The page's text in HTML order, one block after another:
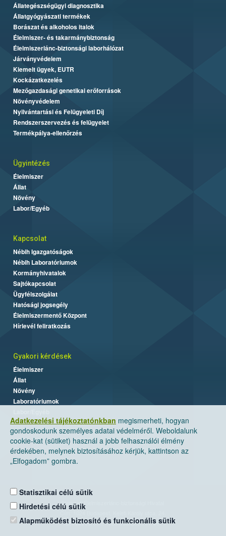
Adatkezelési tájékoztatónkban megismerheti, hogyan
gondoskodunk személyes adatai védelméről. Weboldalunk
cookie-kat (sütiket) használ a jobb felhasználói élmény
érdekében, melynek biztosításához kérjük, kattintson az
„Elfogadom” gombra.
Statisztikai célú sütik
Hirdetési célú sütik
Alapműködést biztosító és funkcionális sütik
Állategészségügyi diagnosztika
Állatgyógyászati termékek
Borászat és alkoholos italok
Élelmiszer- és takarmánybiztonság
Élelmiszerlánc-biztonsági laborhálózat
Járványvédelem
Kiemelt ügyek, EUTR
Kockázatkezelés
Mezőgazdasági genetikai erőforrások
Növényvédelem
Nyilvántartási és Felügyeleti Díj
Rendszerszervezés és felügyelet
Termékpálya-ellenőrzés
Ügyintézés
Élelmiszer
Állat
Növény
Labor/Egyéb
Kapcsolat
Nébih Igazgatóságok
Nébih Laboratóriumok
Kormányhivatalok
Sajtókapcsolat
Ügyfélszolgálat
Hatósági jogsegély
Élelmiszermentő Központ
Hírlevél feliratkozás
Gyakori kérdések
Élelmiszer
Állat
Növény
Laboratóriumok
Nemzeti Élelmiszerlánc-biztonsági Hivatal
Levelezési cím: 1525 Budapest. Pf. 30.